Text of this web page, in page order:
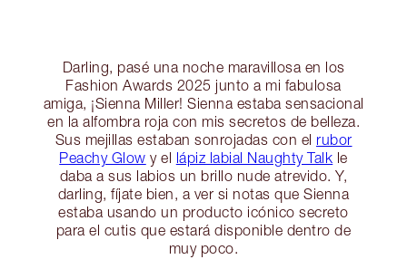
Darling, pasé una noche maravillosa en los
Fashion Awards 2025 junto a mi fabulosa
amiga, ¡Sienna Miller! Sienna estaba sensacional
en la alfombra roja con mis secretos de belleza.
Sus mejillas estaban sonrojadas con el rubor
Peachy Glow y el lápiz labial Naughty Talk le
daba a sus labios un brillo nude atrevido. Y,
darling, fíjate bien, a ver si notas que Sienna
estaba usando un producto icónico secreto
para el cutis que estará disponible dentro de
muy poco.